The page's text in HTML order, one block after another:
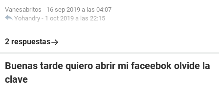
Vanesabritos - 16 sep 2019 a las 04:07
Yohandry - 1 oct 2019 a las 22:15
2 respuestas
Buenas tarde quiero abrir mi faceebok olvide la
clave